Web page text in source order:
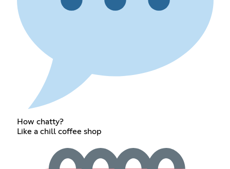
How chatty?
Like a chill coffee shop